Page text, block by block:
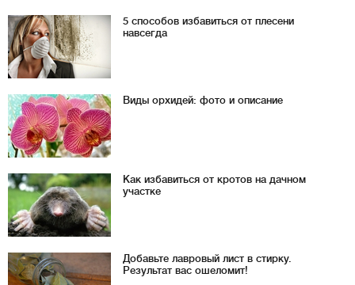
5 способов избавиться от плесени
навсегда
Виды орхидей: фото и описание
Как избавиться от кротов на дачном
участке
Добавьте лавровый лист в стирку.
Результат вас ошеломит!